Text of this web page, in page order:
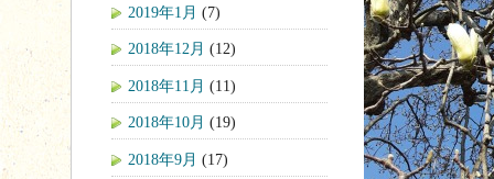
2019年1月 (7)
2018年12月 (12)
2018年11月 (11)
2018年10月 (19)
2018年9月 (17)